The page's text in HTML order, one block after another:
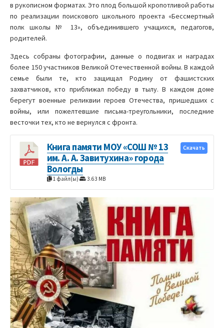
в рукописном форматах. Это плод большой кропотливой работы
по реализации поискового школьного проекта «Бессмертный
полк школы № 13», объединившего учащихся, педагогов,
родителей.
Здесь собраны фотографии, данные о подвигах и наградах
более 150 участников Великой Отечественной войны. В каждой
семье были те, кто защищал Родину от фашистских
захватчиков, кто приближал победу в тылу. В каждом доме
берегут военные реликвии героев Отечества, пришедших с
войны, или пожелтевшие письма-треугольники, последние
весточки тех, кто не вернулся с фронта.
Книга памяти МОУ «СОШ № 13
им. А. А. Завитухина» города
Вологды
1 файл(ы) 3.63 MB
Скачать